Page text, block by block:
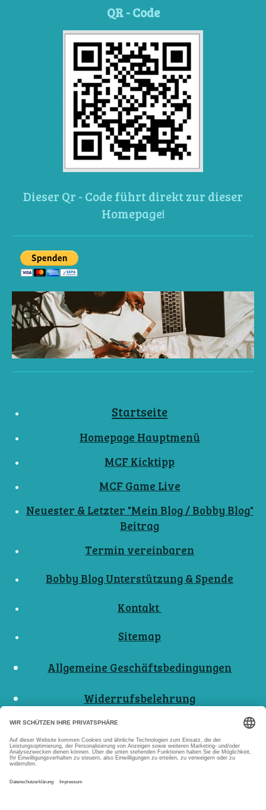
QR - Code
Dieser Qr - Code führt direkt zur dieser
Homepage!
Startseite
Homepage Hauptmenü
MCF Kicktipp
MCF Game Live
Neuester & Letzter "Mein Blog / Bobby Blog"
Beitrag
Termin vereinbaren
Bobby Blog Unterstützung & Spende
Kontakt
Sitemap
Allgemeine Geschäftsbedingungen
Widerrufsbelehrung
Nutzungsbedingungen
Datenschutzerklärungen